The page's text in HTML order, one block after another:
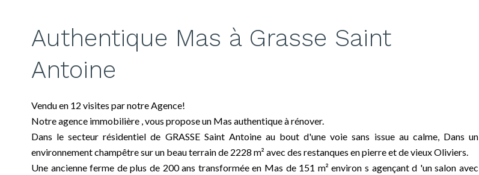
Authentique Mas à Grasse Saint
Antoine
Vendu en 12 visites par notre Agence!
Notre agence immobilière , vous propose un Mas authentique à rénover.
Dans le secteur résidentiel de GRASSE Saint Antoine au bout d'une voie sans issue au calme, Dans un
environnement champêtre sur un beau terrain de 2228 m² avec des restanques en pierre et de vieux Oliviers.
Une ancienne ferme de plus de 200 ans transformée en Mas de 151 m² environ s agençant d 'un salon avec